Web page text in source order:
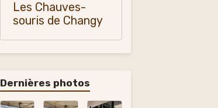
Les Chauves-
souris de Changy
Dernières photos